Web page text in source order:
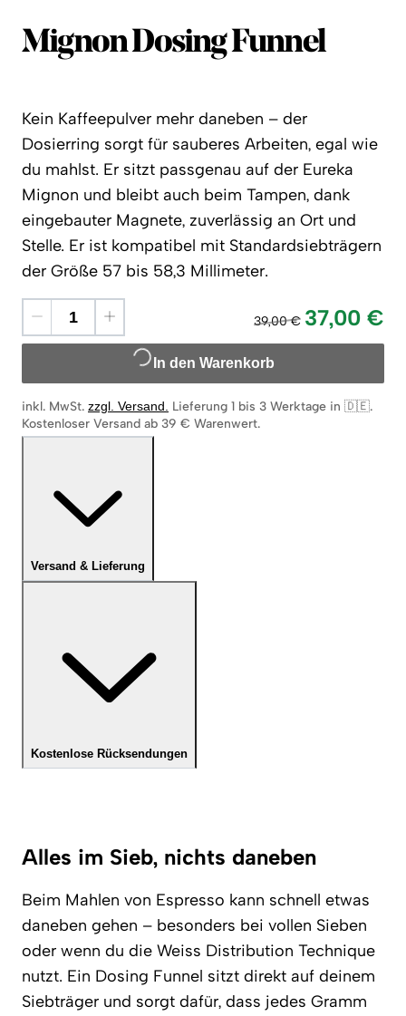
Eureka
Mignon Dosing Funnel
Kein Kaffeepulver mehr daneben – der
Dosierring sorgt für sauberes Arbeiten, egal wie
du mahlst. Er sitzt passgenau auf der Eureka
Mignon und bleibt auch beim Tampen, dank
eingebauter Magnete, zuverlässig an Ort und
Stelle. Er ist kompatibel mit Standardsiebträgern
der Größe 57 bis 58,3 Millimeter.
39,00 € 37,00 €
In den Warenkorb
inkl. MwSt. zzgl. Versand. Lieferung 1 bis 3 Werktage in 🇩🇪.
Kostenloser Versand ab 39 € Warenwert.
Versand & Lieferung
Kostenlose Rücksendungen
Alles im Sieb, nichts daneben
Beim Mahlen von Espresso kann schnell etwas
daneben gehen – besonders bei vollen Sieben
oder wenn du die Weiss Distribution Technique
nutzt. Ein Dosing Funnel sitzt direkt auf deinem
Siebträger und sorgt dafür, dass jedes Gramm